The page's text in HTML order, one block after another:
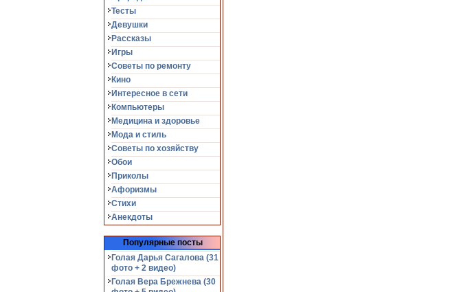
Тесты
Девушки
Рассказы
Игры
Советы по ремонту
Кино
Интересное в сети
Компьютеры
Медицина и здоровье
Мода и стиль
Советы по хозяйству
Обои
Приколы
Афоризмы
Стихи
Анекдоты
Популярные посты
Голая Дарья Сагалова (31
фото + 2 видео)
Голая Вера Брежнева (30